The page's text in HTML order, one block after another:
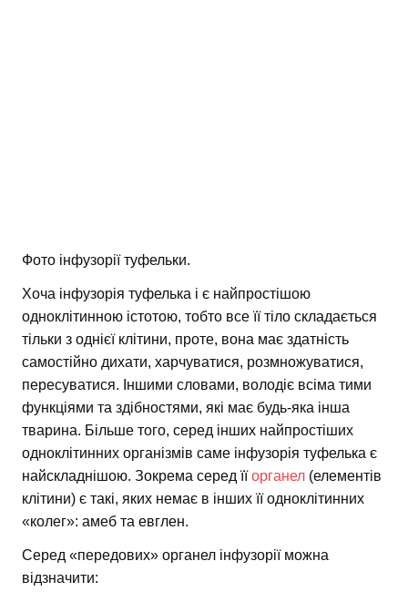
Фото інфузорії туфельки.
Хоча інфузорія туфелька і є найпростішою
одноклітинною істотою, тобто все її тіло складається
тільки з однієї клітини, проте, вона має здатність
самостійно дихати, харчуватися, розмножуватися,
пересуватися. Іншими словами, володіє всіма тими
функціями та здібностями, які має будь-яка інша
тварина. Більше того, серед інших найпростіших
одноклітинних організмів саме інфузорія туфелька є
найскладнішою. Зокрема серед їїорганел (елементів
клітини) є такі, яких немає в інших її одноклітинних
«колег»: амеб та евглен.
Серед «передових» органел інфузорії можна
відзначити: